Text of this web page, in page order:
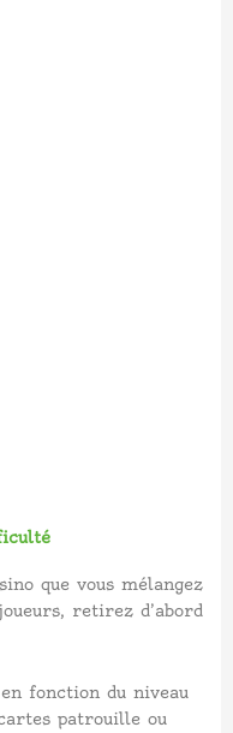
que vous mélangez
retirez d’abord
fonction du niveau
patrouille ou